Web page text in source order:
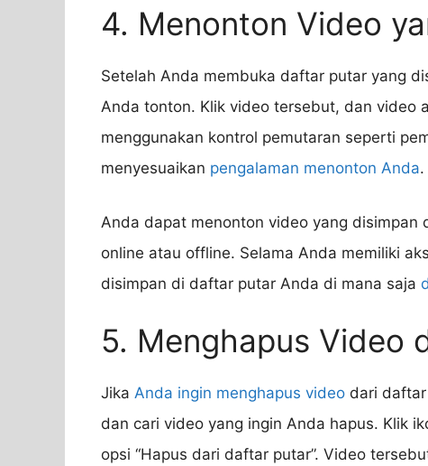
4. Menonton Video
Setelah Anda membuka daftar putar yang
Anda tonton. Klik video tersebut, dan video
menggunakan kontrol pemutaran seperti
menyesuaikan pengalaman menonton Anda.
Anda dapat menonton video yang disimpan
online atau offline. Selama Anda memiliki
disimpan di daftar putar Anda di mana saja
5. Menghapus Video
Jika Anda ingin menghapus video dari
dan cari video yang ingin Anda hapus. Klik
opsi “Hapus dari daftar putar”. Video